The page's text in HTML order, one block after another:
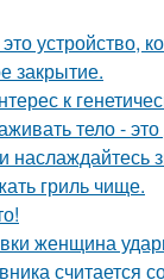
устройство,
закрытие.
к
тело -
гриль чище.
женщина
считается